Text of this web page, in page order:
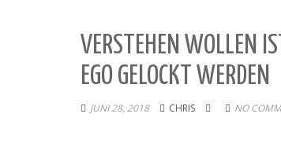
VERSTEHEN WOLLEN
EGO GELOCKT WERDEN
JUNI 28, 2018 CHRIS NO